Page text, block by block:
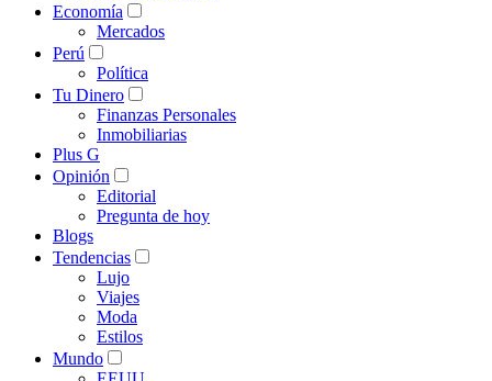
Economía
Mercados
Perú
Política
Tu Dinero
Finanzas Personales
Inmobiliarias
Plus G
Opinión
Editorial
Pregunta de hoy
Blogs
Tendencias
Lujo
Viajes
Moda
Estilos
Mundo